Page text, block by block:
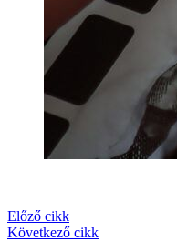
Előző cikk
Következő cikk